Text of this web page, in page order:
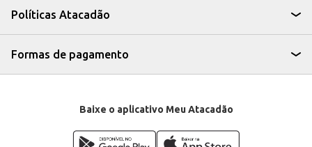
Políticas Atacadão
Formas de pagamento
Baixe o aplicativo Meu Atacadão